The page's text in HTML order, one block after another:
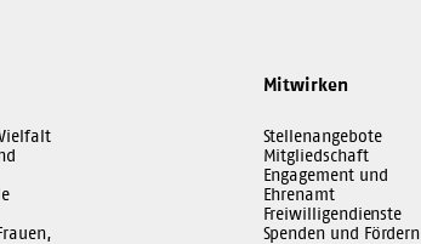
Mitwirken
Stellenangebote
Mitgliedschaft
Engagement und
Ehrenamt
Freiwilligendienste
Spenden und Fördern